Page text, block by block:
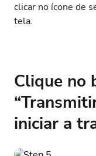
clicar no ícone de
tela.
Clique no
iniciar a